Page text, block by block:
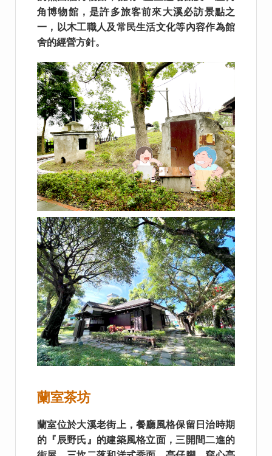
角博物館，是許多旅客前來大溪必訪景點之
一，以木工職人及常民生活文化等內容作為館
舍的經營方針。
蘭室茶坊
蘭室位於大溪老街上，餐廳風格保留日治時期
的『辰野氏』的建築風格立面，三開間二進的